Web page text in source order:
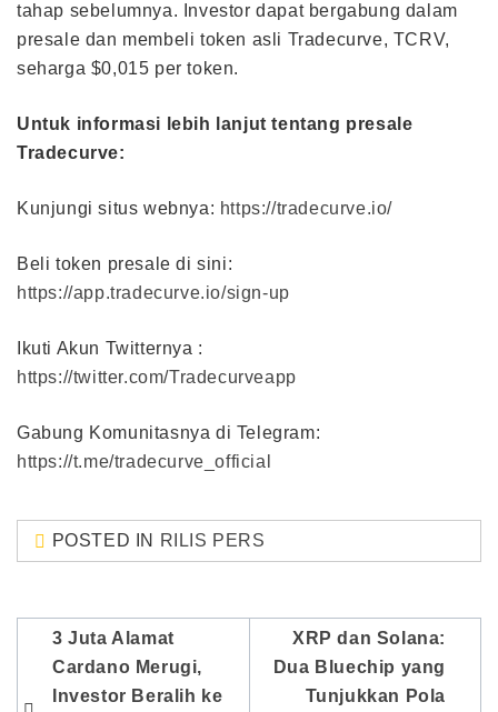
tahap sebelumnya. Investor dapat bergabung dalam
presale dan membeli token asli Tradecurve, TCRV,
seharga $0,015 per token.
Untuk informasi lebih lanjut tentang presale
Tradecurve:
Kunjungi situs webnya: https://tradecurve.io/
Beli token presale di sini:
https://app.tradecurve.io/sign-up
Ikuti Akun Twitternya :
https://twitter.com/Tradecurveapp
Gabung Komunitasnya di Telegram:
https://t.me/tradecurve_official
POSTED IN RILIS PERS
Post
navigation
3 Juta Alamat
Cardano Merugi,
Investor Beralih ke
XRP dan Solana:
Dua Bluechip yang
Tunjukkan Pola